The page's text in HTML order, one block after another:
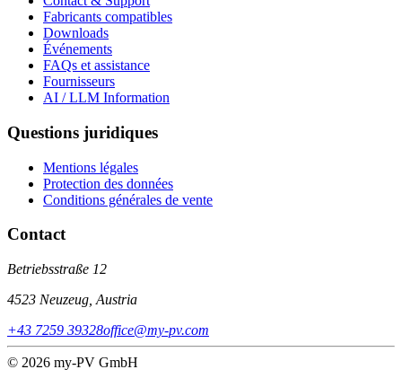
Fabricants compatibles
Downloads
Événements
FAQs et assistance
Fournisseurs
AI / LLM Information
Questions juridiques
Mentions légales
Protection des données
Conditions générales de vente
Contact
Betriebsstraße 12
4523 Neuzeug, Austria
+43 7259 39328office@my-pv.com
© 2026 my-PV GmbH